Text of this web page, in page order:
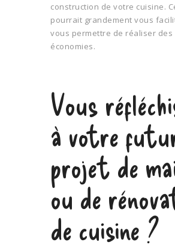
construction de votre cuisine.
pourrait grandement vous
vous permettre de réaliser des
économies.
Vous
à votre
projet de
ou de
de cuisine ?